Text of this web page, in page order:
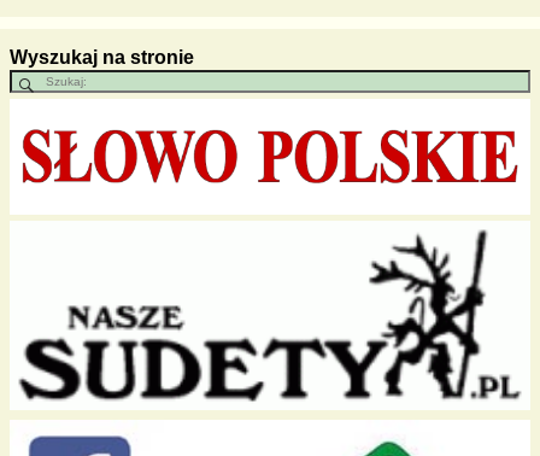
Wyszukaj na stronie